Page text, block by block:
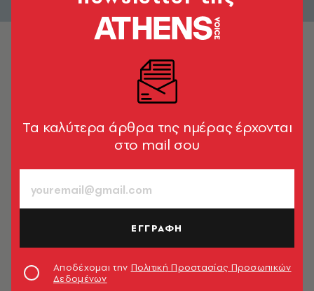
Tα καλύτερα άρθρα της ημέρας έρχονται
στο mail σου
ΕΓΓΡΑΦΗ
Αποδέχομαι την Πολιτική Προστασίας Προσωπικών
Δεδομένων